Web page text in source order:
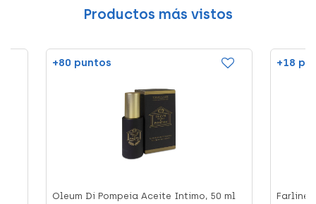
Productos más vistos
+80 puntos
Oleum Di Pompeia Aceite Intimo, 50 ml
+18
Farline